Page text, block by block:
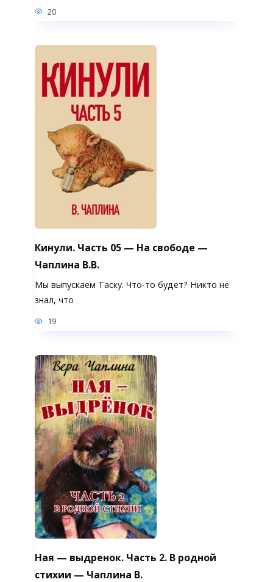
20
Кинули. Часть 05 — На свободе —
Чаплина В.В.
Мы выпускаем Таску. Что-то будет? Никто не
знал, что
19
Ная — выдренок. Часть 2. В родной
стихии — Чаплина В.